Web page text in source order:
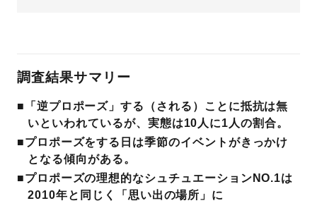
調査結果サマリー
■「逆プロポーズ」する（される）ことに抵抗は無
いといわれているが、実態は10人に1人の割合。
■プロポーズをする日は季節のイベントがきっかけ
となる傾向がある。
■プロポーズの理想的なシュチュエーションNO.1は
2010年と同じく「思い出の場所」に
婚約指輪マッチング診断
プロポーズプラン検索
タイミング
プレゼント
場所
言葉
エピソード
I-PRIMO公式オンラインショップ
Follow us on